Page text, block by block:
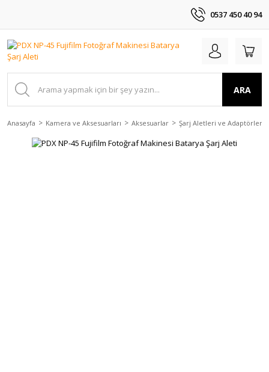
0537 450 40 94
ARA
Anasayfa Kamera ve Aksesuarları Aksesuarlar Şarj Aletleri ve Adaptörler